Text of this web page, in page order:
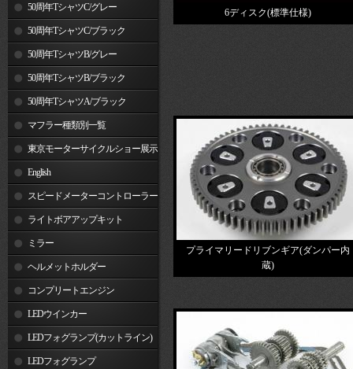
50周年TシャツC/グレー
50周年TシャツC/ブラック
50周年TシャツB/グレー
50周年TシャツB/ブラック
50周年TシャツA/ブラック
マフラー種類別一覧
東京モーターサイクルショー展示
車両 English
スピードメーターコントローラー
ライトボアアップキット
ミラー
ヘルメットホルダー
コンプリートエンジン
LEDウインカー
LEDフォグランプ(カットライン)
LEDフォグランプ
6ディスク(標準仕様)
プライマリードリブンギア(ダンパー内
蔵)